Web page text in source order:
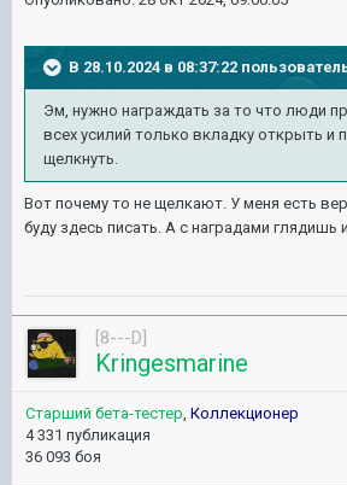
В 28.10.2024 в 08:37:22
Эм, нужно награждать за то что люди
всех усилий только вкладку открыть и
щелкнуть.
Вот почему то не щелкают. У меня есть
буду здесь писать. А с наградами глядишь
[8---D]
Kringesmarine
Старший бета-тестер, Коллекционер
4 331 публикация
36 093 боя